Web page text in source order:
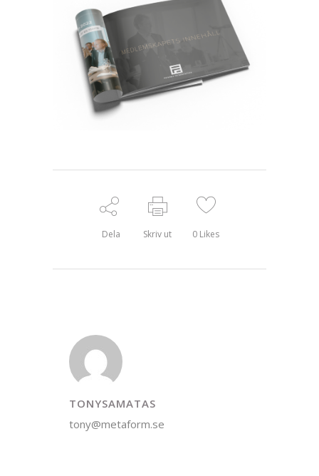
Dela Skriv ut 0 Likes
TONYSAMATAS
tony@metaform.se